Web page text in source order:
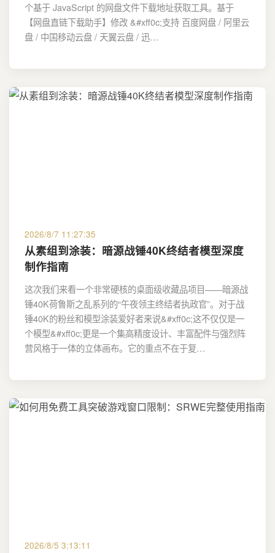
个基于 JavaScript 的网盘文件下载地址获取工具。基于
【网盘直链下载助手】修改 &#xff0c;支持 百度网盘 / 阿里云
盘 / 中国移动云盘 / 天翼云盘 / 迅…
2026/8/7 11:27:35
从素组到涂装：暗源战锤40K终结者模型深度
制作指南
这次我们来看一个非常硬核的桌面级收藏品项目——暗源战
锤40K荷鲁斯之乱系列的“午夜领主终结者执政官”。对于战
锤40K的粉丝和模型涂装爱好者来说&#xff0c;这不仅仅是一
个模型&#xff0c;更是一个集高精度设计、丰富配件与强烈阵
营风格于一体的立体画布。它的重点不在于复…
2026/8/5 3:13:11